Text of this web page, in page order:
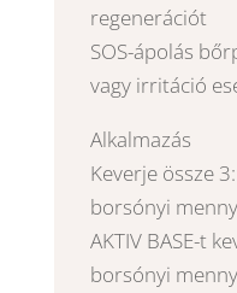
regenerációt
SOS-ápolás
vagy irritáció
Alkalmazás
Keverje össze
borsónyi
AKTIV BASE-t
borsónyi